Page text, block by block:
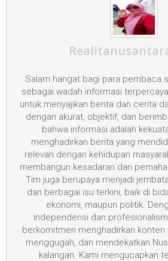
Salam hangat bagi para pembaca
sebagai wadah informasi
untuk menyajikan berita dan cerita
dengan akurat, objektif, dan
bahwa informasi adalah
menghadirkan berita yang
relevan dengan kehidupan
membangun kesadaran dan
Tim juga berupaya menjadi
dan berbagai isu terkini, baik di
ekonomi, maupun politik.
independensi dan
berkomitmen menghadirkan konten
menggugah, dan mendekatkan
kalangan. Kami mengucapkan